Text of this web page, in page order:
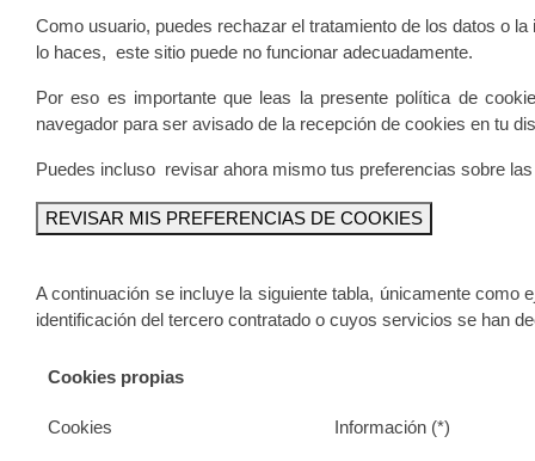
Como usuario, puedes rechazar el tratamiento de los datos o
lo haces, este sitio puede no funcionar adecuadamente.
Por eso es importante que leas la presente política de
navegador para ser avisado de la recepción de cookies en tu
Puedes incluso revisar ahora mismo tus preferencias sobre
REVISAR MIS PREFERENCIAS DE COOKIES
A continuación se incluye la siguiente tabla, únicamente
identificación del tercero contratado o cuyos servicios se han
Cookies propias
Cookies Información (*)